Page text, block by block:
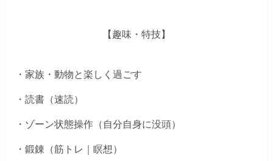
【趣味・特技】
・家族・動物と楽しく過ごす
・読書（速読）
・ゾーン状態操作（自分自身に没頭）
・鍛錬（筋トレ｜瞑想）